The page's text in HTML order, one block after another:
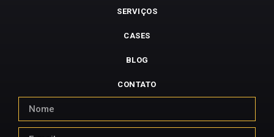
SERVIÇOS
CASES
BLOG
CONTATO